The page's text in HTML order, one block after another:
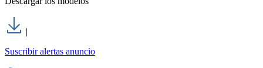
|
Suscribir alertas anuncio